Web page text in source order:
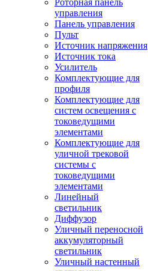
Роторная панель
управления
Панель управления
Пульт
Источник напряжения
Источник тока
Усилитель
Комплектующие для
профиля
Комплектующие для
систем освещения с
токоведущими
элементами
Комплектующие для
уличной трековой
системы с
токоведущими
элементами
Линейный
светильник
Диффузор
Уличный переносной
аккумуляторный
светильник
Уличный настенный